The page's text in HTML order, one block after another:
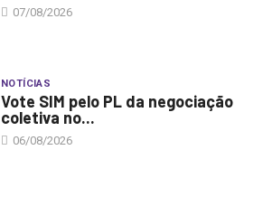
07/08/2026
NOTÍCIAS
Vote SIM pelo PL da negociação
coletiva no...
06/08/2026